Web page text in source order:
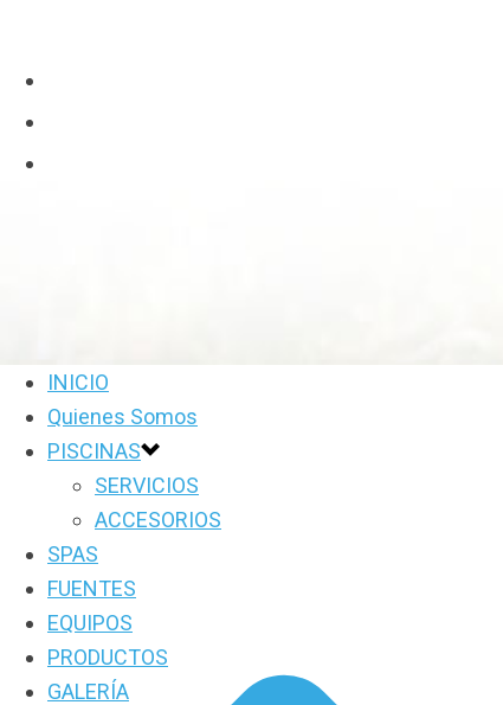
INICIO
Quienes Somos
PISCINAS
SERVICIOS
ACCESORIOS
SPAS
FUENTES
EQUIPOS
PRODUCTOS
GALERÍA